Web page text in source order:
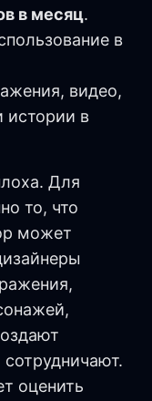
в месяц.
в
видео,
истории в
Для
то, что
может
оценить